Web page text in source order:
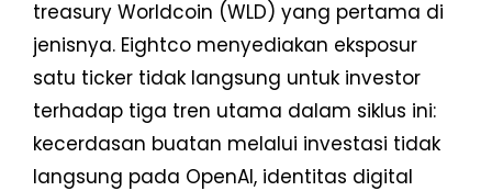
treasury Worldcoin (WLD) yang pertama di
jenisnya. Eightco menyediakan eksposur
satu ticker tidak langsung untuk investor
terhadap tiga tren utama dalam siklus ini:
kecerdasan buatan melalui investasi tidak
langsung pada OpenAI, identitas digital